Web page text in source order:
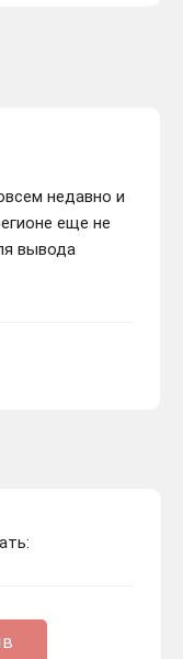
недавно и
еще не
вывода